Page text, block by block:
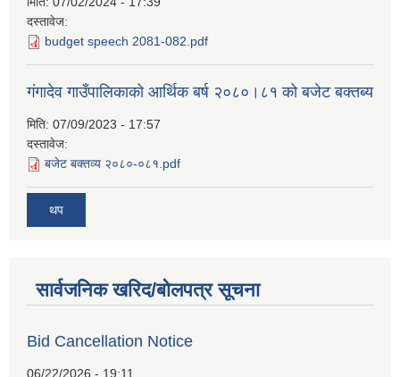
दस्तावेज:
budget speech 2081-082.pdf
गंगादेव गाउँपालिकाको आर्थिक बर्ष २०८०।८१ को बजेट बक्तब्य
मिति: 07/09/2023 - 17:57
दस्तावेज:
बजेट बक्तव्य २०८०-०८१.pdf
थप
सार्वजनिक खरिद/बोलपत्र सूचना
Bid Cancellation Notice
06/22/2026 - 19:11